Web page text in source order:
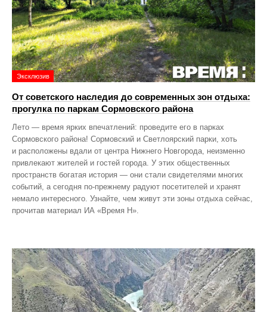
Эксклюзив
От советского наследия до современных зон отдыха:
прогулка по паркам Сормовского района
Лето — время ярких впечатлений: проведите его в парках
Сормовского района! Сормовский и Светлоярский парки, хоть
и расположены вдали от центра Нижнего Новгорода, неизменно
привлекают жителей и гостей города. У этих общественных
пространств богатая история — они стали свидетелями многих
событий, а сегодня по‑прежнему радуют посетителей и хранят
немало интересного. Узнайте, чем живут эти зоны отдыха сейчас,
прочитав материал ИА «Время Н».